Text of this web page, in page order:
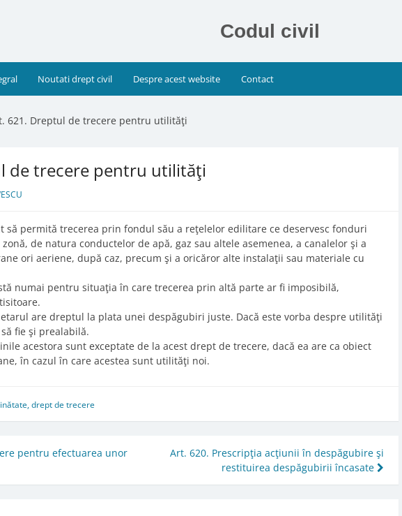
Codul civil
Noutati drept civil Despre acest website Contact
621. Dreptul de trecere pentru utilităţi
de trecere pentru utilităţi
să permită trecerea prin fondul său a reţelelor edilitare ce deservesc fonduri
de natura conductelor de apă, gaz sau altele asemenea, a canalelor şi a
ori aeriene, după caz, precum şi a oricăror alte instalaţii sau materiale cu
numai pentru situaţia în care trecerea prin altă parte ar fi imposibilă,
are dreptul la plata unei despăgubiri juste. Dacă este vorba despre utilităţi
fie şi prealabilă.
acestora sunt exceptate de la acest drept de trecere, dacă ea are ca obiect
în cazul în care acestea sunt utilităţi noi.
,drept de trecere
pentru efectuarea unor
Art. 620. Prescripţia acţiunii în despăgubire şi
restituirea despăgubirii încasate